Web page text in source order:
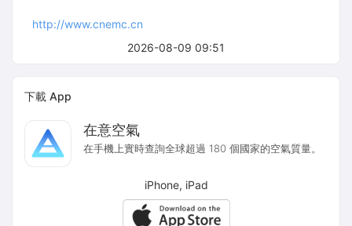
2026-08-09 09:51
http://www.cnemc.cn
下載 App
在意空氣
在手機上實時查詢全球超過 180 個國家的空氣質量。
iPhone, iPad